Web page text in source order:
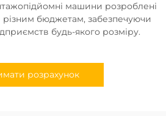
машини розроблені
різним бюджетам, забезпечуючи
будь-якого розміру.
розрахунок